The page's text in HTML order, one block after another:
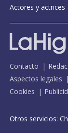
Actores y actrices
Contacto
Aspectos legales
Cookies
Otros servicios: